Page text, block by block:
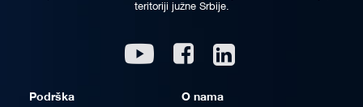
teritoriji južne Srbije.
Youtube Facebook
Podrška O nama